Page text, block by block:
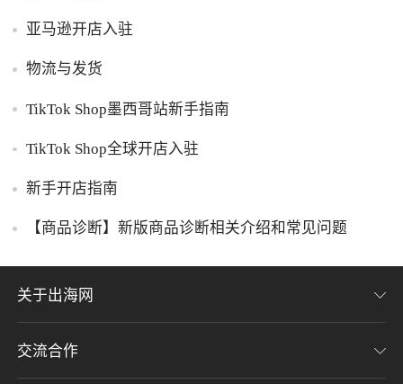
亚马逊开店入驻
物流与发货
TikTok Shop墨西哥站新手指南
TikTok Shop全球开店入驻
新手开店指南
【商品诊断】新版商品诊断相关介绍和常见问题
关于出海网
关于我们
交流合作